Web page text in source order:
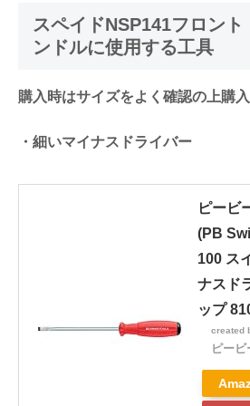
スペイドNSP141フロン
ンドルに使用する工具
購入時はサイズをよく確認の上購入
・細いマイナスドライバー
ピービ
(PB
100 ス
ナスド
ップ
created
ピー